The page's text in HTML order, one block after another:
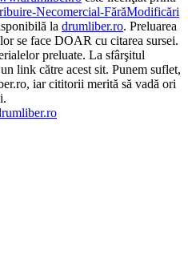
Necomercial-FărăModificări
la drumliber.ro. Preluarea
se face DOAR cu citarea sursei.
preluate. La sfârşitul
link către acest sit. Punem suflet,
iar cititorii merită să vadă ori